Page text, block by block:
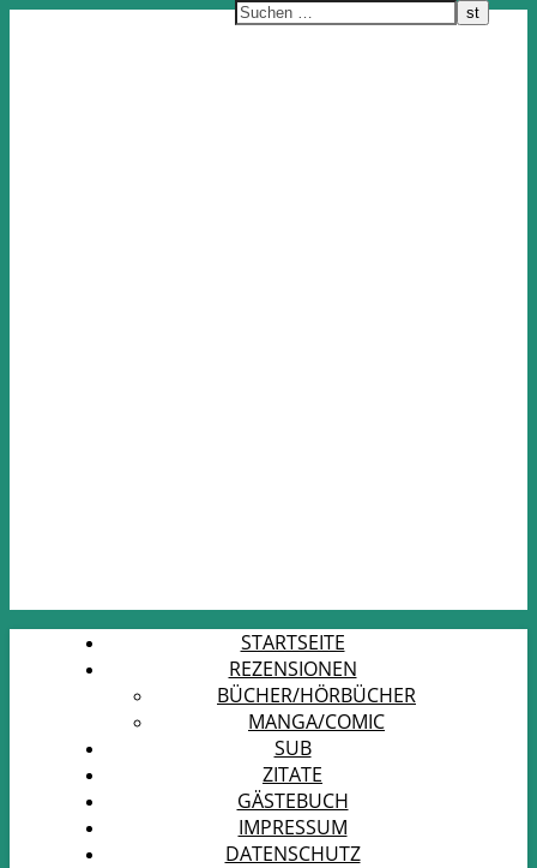
STARTSEITE
REZENSIONEN
BÜCHER/HÖRBÜCHER
MANGA/COMIC
SUB
ZITATE
GÄSTEBUCH
IMPRESSUM
DATENSCHUTZ